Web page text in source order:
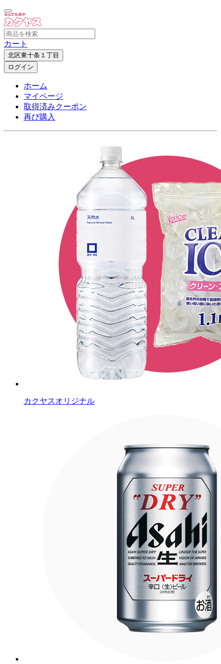
カート
北区東十条１丁目
ログイン
ホーム
マイページ
取得済みクーポン
再び購入
カクヤスオリジナル